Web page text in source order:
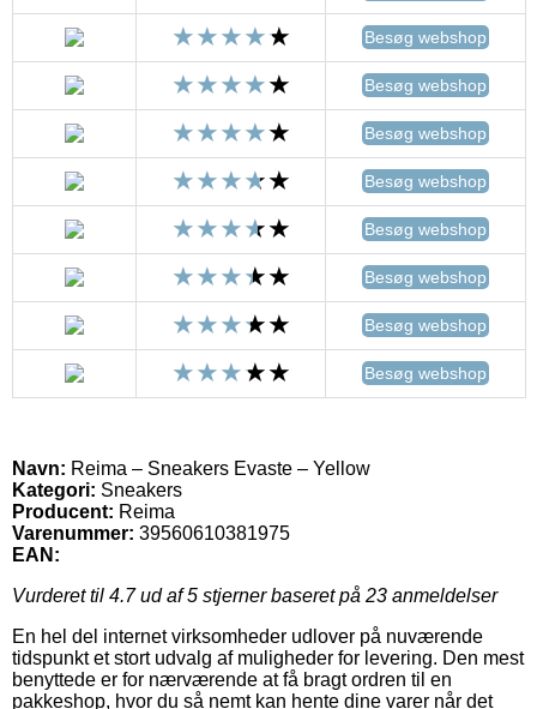
Besøg webshop
Besøg webshop
Besøg webshop
Besøg webshop
Besøg webshop
Besøg webshop
Besøg webshop
Besøg webshop
Navn: Reima – Sneakers Evaste – Yellow
Kategori: Sneakers
Producent: Reima
Varenummer: 39560610381975
EAN:
Vurderet til 4.7ud af 5 stjerner baseret på 23 anmeldelser
En hel del internet virksomheder udlover på nuværende
tidspunkt et stort udvalg af muligheder for levering. Den mest
benyttede er for nærværende at få bragt ordren til en
pakkeshop, hvor du så nemt kan hente dine varer når det